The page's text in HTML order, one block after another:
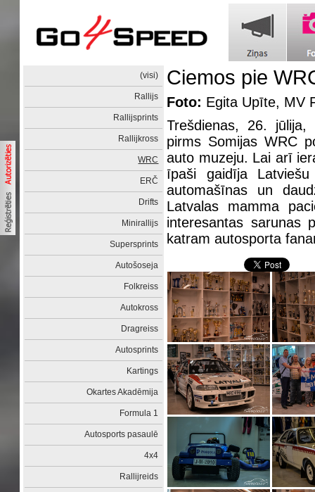
(visi)
Rallijs
Rallijsprints
Rallijkross
WRC
ERČ
Drifts
Minirallijs
Supersprints
Autošoseja
Folkreiss
Autokross
Dragreiss
Autosprints
Kartings
Okartes Akadēmija
Formula 1
Autosports pasaulē
4x4
Rallijreids
Ciemos pie
Foto: Egita Upīte, MV
Trešdienas, 26.
pirms Somijas WRC
auto muzeju. Lai arī
īpaši gaidīja
automašīnas un
Latvalas mamma
interesantas sarunas
katram autosporta